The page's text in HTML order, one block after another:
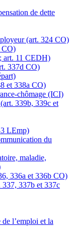
de dette
(art. 324 CO)
CO)
art. 11 CEDH)
337d CO)
et 338a CO)
chômage (ICI)
339b, 339c et
LEmp)
du
maladie,
336a et 336b CO)
337b et 337c
l’emploi et la